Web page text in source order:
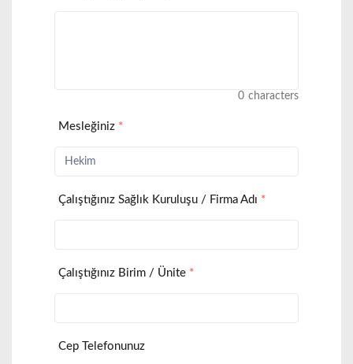
0 characters
Mesleğiniz *
Çalıştığınız Sağlık Kuruluşu / Firma Adı *
Çalıştığınız Birim / Ünite *
Cep Telefonunuz